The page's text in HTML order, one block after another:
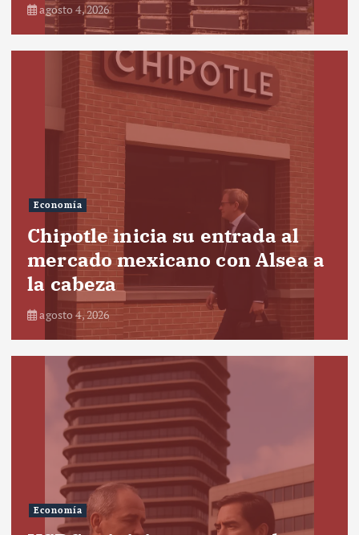
agosto 4, 2026
Economía
Chipotle inicia su entrada al
mercado mexicano con Alsea a
la cabeza
agosto 4, 2026
Economía